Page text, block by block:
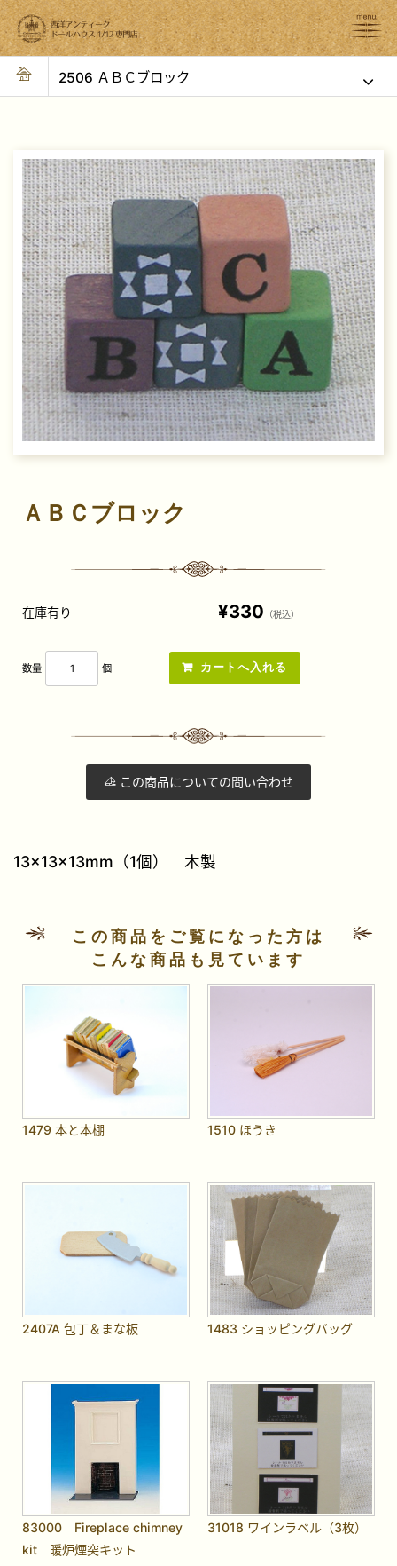
2506 ＡＢＣブロック
ＡＢＣブロック
在庫有り ¥330 （税込）
数量 個
この商品についての問い合わせ
13×13×13mm（1個） 木製
この商品をご覧になった方は
こんな商品も見ています
1479 本と本棚 1510 ほうき
2407A 包丁＆まな板 1483 ショッピングバッグ
83000 Fireplace chimney
kit 暖炉煙突キット
31018 ワインラベル（3枚）